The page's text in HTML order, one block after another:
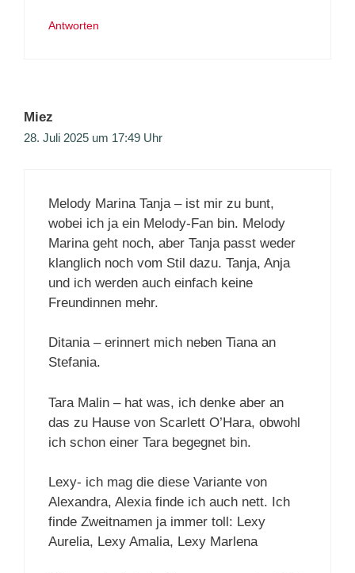
Antworten
Miez
28. Juli 2025 um 17:49 Uhr
Melody Marina Tanja – ist mir zu bunt,
wobei ich ja ein Melody-Fan bin. Melody
Marina geht noch, aber Tanja passt weder
klanglich noch vom Stil dazu. Tanja, Anja
und ich werden auch einfach keine
Freundinnen mehr.
Ditania – erinnert mich neben Tiana an
Stefania.
Tara Malin – hat was, ich denke aber an
das zu Hause von Scarlett O’Hara, obwohl
ich schon einer Tara begegnet bin.
Lexy- ich mag die diese Variante von
Alexandra, Alexia finde ich auch nett. Ich
finde Zweitnamen ja immer toll: Lexy
Aurelia, Lexy Amalia, Lexy Marlena